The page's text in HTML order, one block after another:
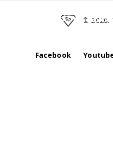
TOMÁŠ MATUŠKA
© 2026.
Facebook